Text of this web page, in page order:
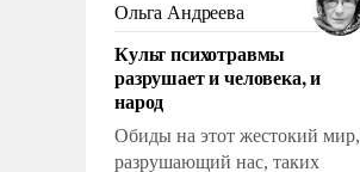
Ольга Андреева
Культ психотравмы
разрушает и человека, и
народ
Обиды на этот жестокий мир,
разрушающий нас, таких